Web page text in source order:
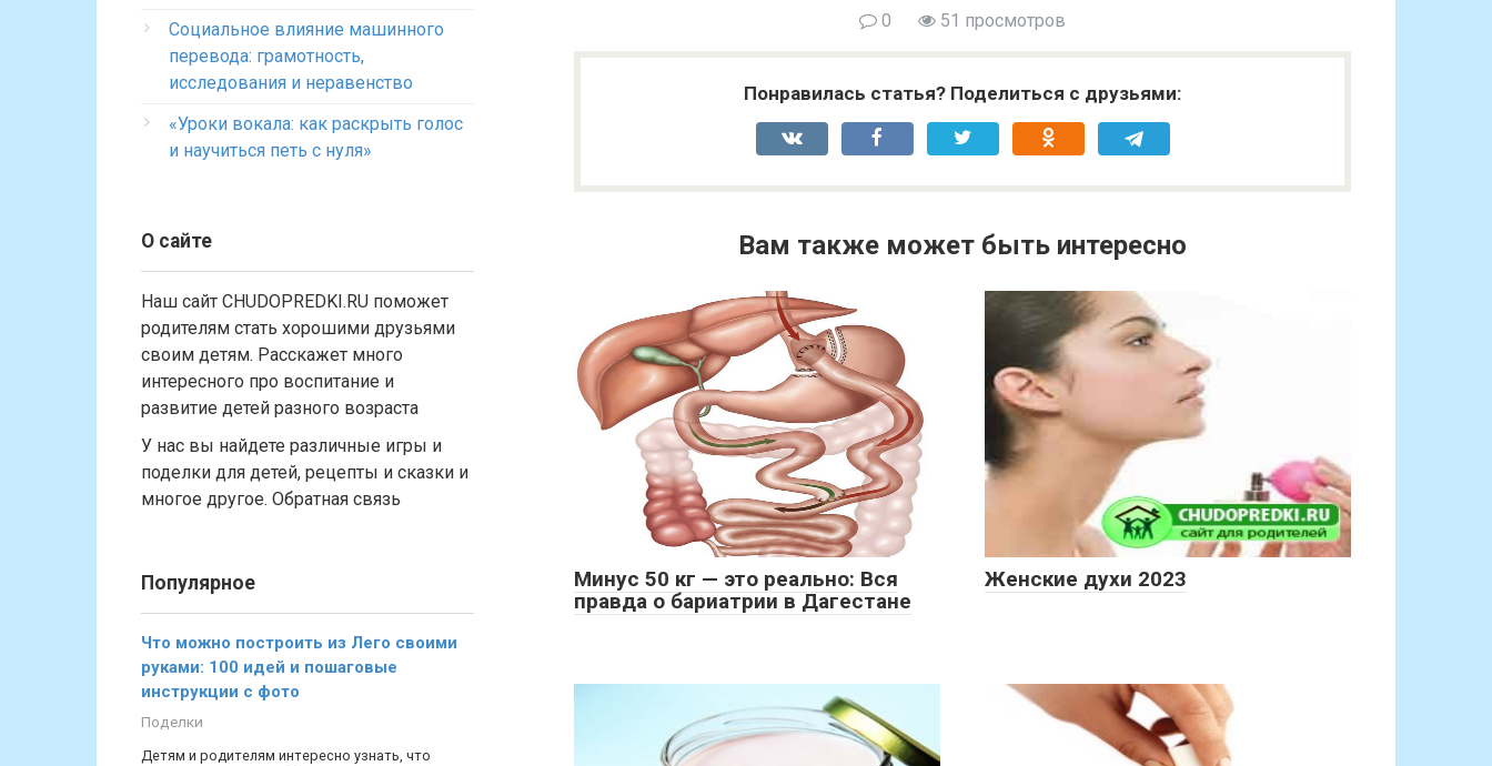
0 51 просмотров
Понравилась статья? Поделиться с друзьями:
Вам также может быть интересно
Минус 50 кг — это реально: Вся
правда о бариатрии в Дагестане
Женские духи 2023
Социальное влияние машинного
перевода: грамотность,
исследования и неравенство
«Уроки вокала: как раскрыть голос
и научиться петь с нуля»
О сайте
Наш сайт CHUDOPREDKI.RU поможет
родителям стать хорошими друзьями
своим детям. Расскажет много
интересного про воспитание и
развитие детей разного возраста
У нас вы найдете различные игры и
поделки для детей, рецепты и сказки и
многое другое. Обратная связь
Популярное
Что можно построить из Лего своими
руками: 100 идей и пошаговые
инструкции с фото
Поделки
Детям и родителям интересно узнать, что